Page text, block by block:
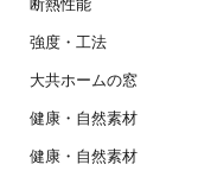
断熱性能
強度・工法
大共ホームの窓
健康・自然素材
健康・自然素材